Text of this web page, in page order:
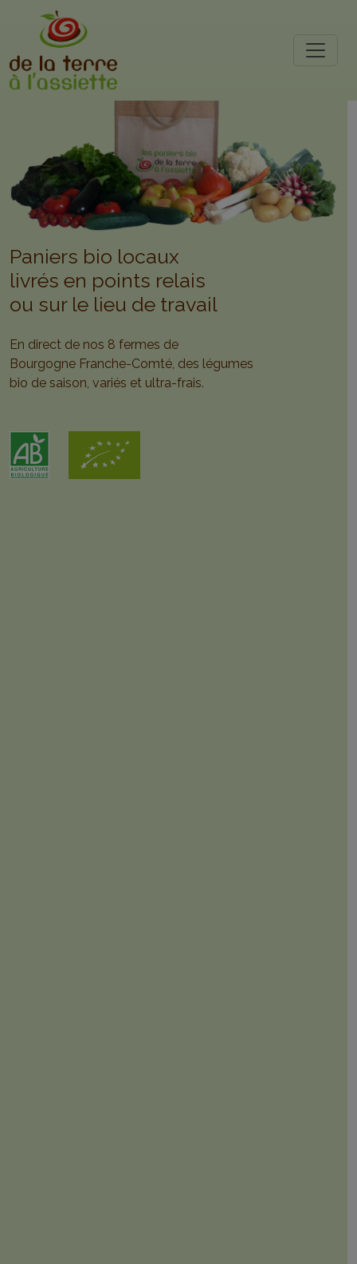
Skip to main content
Paniers bio locaux
livrés en points relais
ou sur le lieu de travail
En direct de nos 8 fermes de
Bourgogne Franche-Comté, des légumes
bio de saison, variés et ultra-frais.